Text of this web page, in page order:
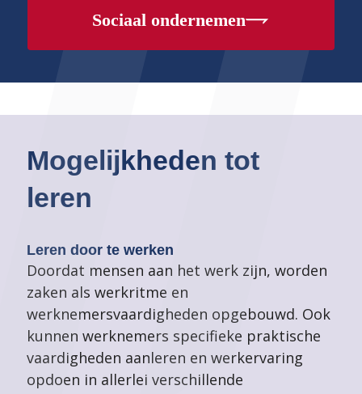
Technische dienst
Sociaal ondernemen
Mogelijkheden tot
leren
Leren door te werken
Doordat mensen aan het werk zijn, worden
zaken als werkritme en
werknemersvaardigheden opgebouwd. Ook
kunnen werknemers specifieke praktische
vaardigheden aanleren en werkervaring
opdoen in allerlei verschillende